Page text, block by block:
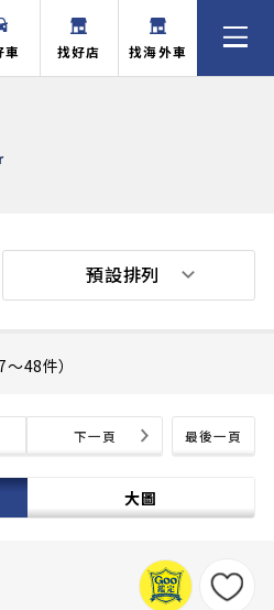
車 找好店 找海外車
48件）
最後一頁
下一頁
大圖
預設排列